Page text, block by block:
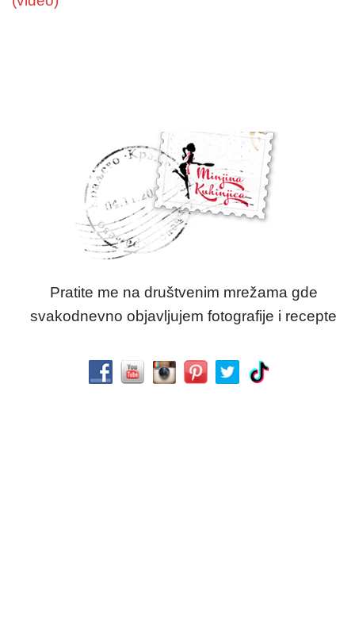
Pratite me na društvenim mrežama gde
svakodnevno objavljujem fotografije i recepte